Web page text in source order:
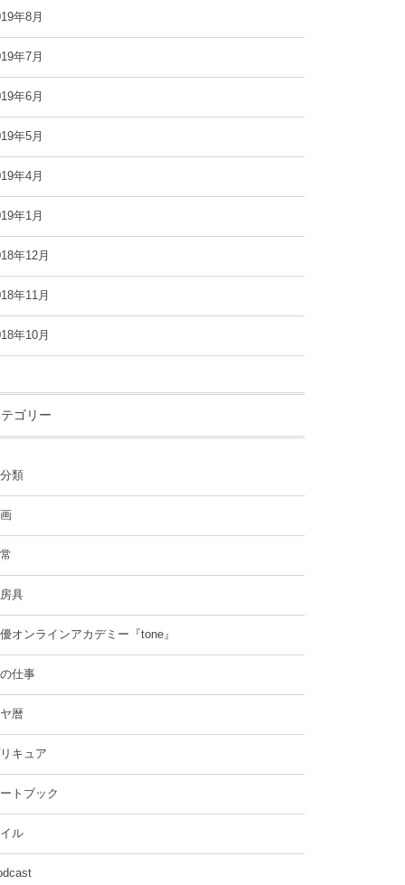
年8月
年7月
年6月
年5月
年4月
年1月
年12月
年11月
年10月
ゴリー
類
具
オンラインアカデミー『tone』
仕事
暦
キュア
ートブック
ル